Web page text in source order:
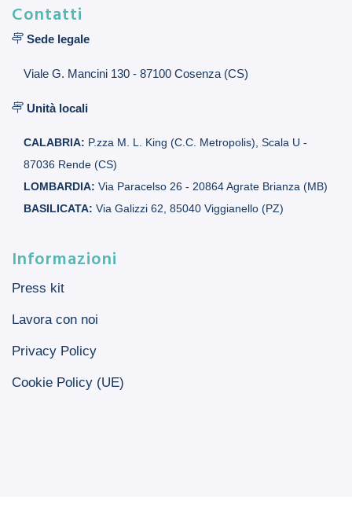
Contatti
Sede legale
Viale G. Mancini 130 - 87100 Cosenza (CS)
Unità locali
CALABRIA: P.zza M. L. King (C.C. Metropolis), Scala U -
87036 Rende (CS)
LOMBARDIA: Via Paracelso 26 - 20864 Agrate Brianza (MB)
BASILICATA: Via Galizzi 62, 85040 Viggianello (PZ)
Informazioni
Press kit
Lavora con noi
Privacy Policy
Cookie Policy (UE)